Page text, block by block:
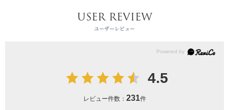
USER REVIEW
ユーザーレビュー
4.5
レビュー件数： 231件